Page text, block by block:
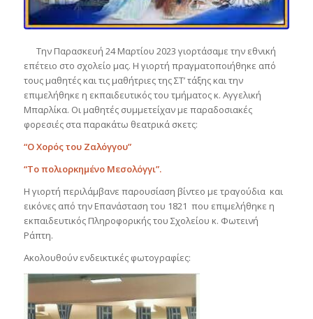
Την Παρασκευή 24 Μαρτίου 2023 γιορτάσαμε την εθνική
επέτειο στο σχολείο μας. Η γιορτή πραγματοποιήθηκε από
τους μαθητές και τις μαθήτριες της ΣΤ’ τάξης και την
επιμελήθηκε η εκπαιδευτικός του τμήματος κ. Αγγελική
Μπαρλίκα. Οι μαθητές συμμετείχαν με παραδοσιακές
φορεσιές στα παρακάτω θεατρικά σκετς:
“Ο Χορός του Ζαλόγγου”
“Το πολιορκημένο Μεσολόγγι”.
Η γιορτή περιλάμβανε παρουσίαση βίντεο με τραγούδια και
εικόνες από την Επανάσταση του 1821 που επιμελήθηκε η
εκπαιδευτικός Πληροφορικής του Σχολείου κ. Φωτεινή
Ράπτη.
Ακολουθούν ενδεικτικές φωτογραφίες: